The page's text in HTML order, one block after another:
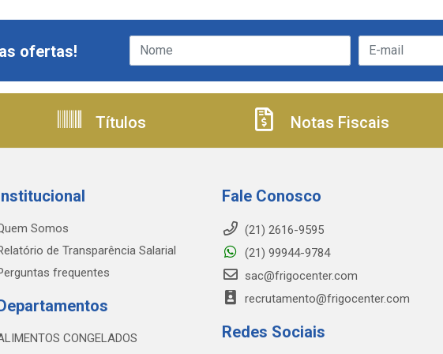
ofertas!
Títulos Notas Fiscais
Somos
de Transparência Salarial
frequentes
CONGELADOS
Fale Conosco
(21) 2616-9595
(21) 99944-9784
sac@frigocenter.com
recrutamento@frigocenter.com
Redes Sociais